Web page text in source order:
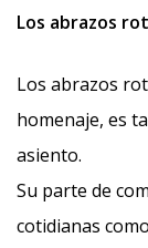
Los abrazos
Los abrazos
homenaje, es
asiento.
Su parte de
cotidianas